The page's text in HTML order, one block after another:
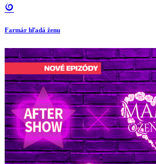
Farmár hľadá ženu